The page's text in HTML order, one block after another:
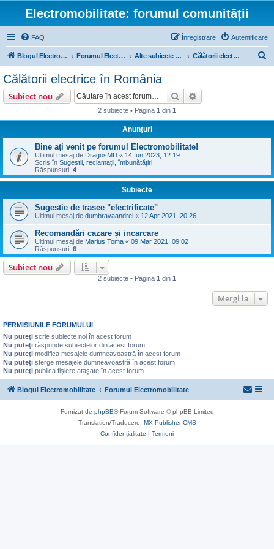
Electromobilitate: forumul comunității
FAQ Autentificare
Înregistrare
Blogul Electromobilitate Forumul Electromobilitate Alte subiecte electrice Călătorii electrice în România
Călătorii electrice în România
Subiect nou Căutare
2 subiecte • Pagina 1 din 1
Anunţuri
Bine ați venit pe forumul Electromobilitate!
Ultimul mesaj de DragosMD « 14 Iun 2023, 12:19
Scris în Sugestii, reclamații, îmbunătățiri
Răspunsuri: 4
Subiecte
Sugestie de trasee "electrificate"
Ultimul mesaj de dumbravaandrei « 12 Apr 2021, 20:26
Recomandări cazare și incarcare
Ultimul mesaj de Marius Toma « 09 Mar 2021, 09:02
Răspunsuri: 6
Subiect nou
2 subiecte • Pagina 1 din 1
Mergi la
PERMISIUNILE FORUMULUI
Nu puteţi scrie subiecte noi în acest forum
Nu puteţi răspunde subiectelor din acest forum
Nu puteţi modifica mesajele dumneavoastră în acest forum
Nu puteţi şterge mesajele dumneavoastră în acest forum
Nu puteţi publica fişiere ataşate în acest forum
Blogul Electromobilitate Forumul Electromobilitate
Furnizat de phpBB® Forum Software © phpBB Limited
Translation/Traducere: MX-Publisher CMS
Confidențialitate | Termeni